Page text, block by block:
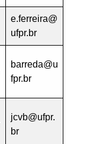
e.ferreira@
ufpr.br
barreda@u
fpr.br
jcvb@ufpr.
br